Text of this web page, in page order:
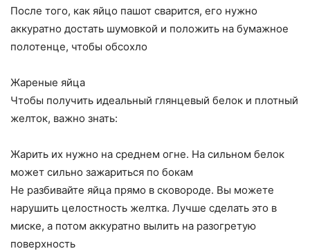
После того, как яйцо пашот сварится, его нужно
аккуратно достать шумовкой и положить на бумажное
полотенце, чтобы обсохло
Жареные яйца
Чтобы получить идеальный глянцевый белок и плотный
желток, важно знать:
Жарить их нужно на среднем огне. На сильном белок
может сильно зажариться по бокам
Не разбивайте яйца прямо в сковороде. Вы можете
нарушить целостность желтка. Лучше сделать это в
миске, а потом аккуратно вылить на разогретую
поверхность